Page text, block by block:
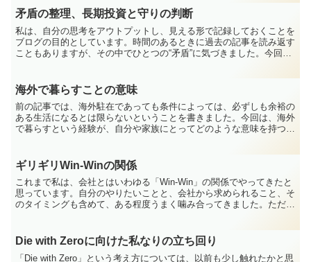
矛盾の整理、長期投資と守りの判断
私は、自分の思考をアウトプットし、見える形で記録しておくことを
ブログの目的としています。時間のあるときに過去の記事を読み返す
こともありますが、その中でひとつの“矛盾”に気づきました。今回
海外で暮らすことの意味
前の記事では、海外駐在であっても条件によっては、必ずしも余裕の
ある生活になるとは限らないということを書きました。今回は、海外
で暮らすという経験が、自分や家族にとってどのような意味を持つの
ギリギリWin-Winの関係
これまで私は、会社とはいわゆる「Win-Win」の関係でやってきたと
思っています。自分のやりたいことと、会社から求められること、そ
のタイミングも含めて、ある程度うまく噛み合ってきました。ただ、
Die with Zeroに向けた私なりの立ち回り
「Die with Zero」という考え方については、以前も少し触れたかと思